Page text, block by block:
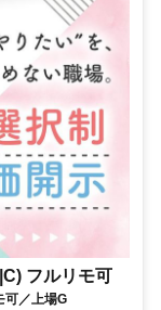
フルリモ可
可／上場G